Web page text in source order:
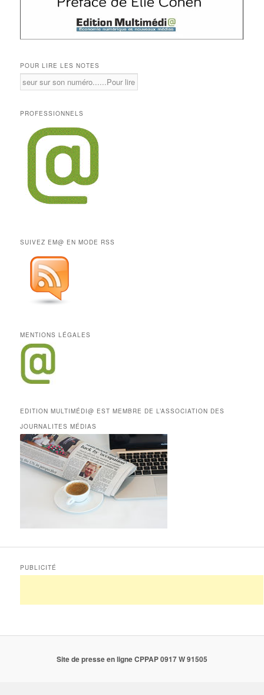
POUR LIRE LES NOTES
PROFESSIONNELS
SUIVEZ EM@ EN MODE RSS
MENTIONS LÉGALES
EDITION MULTIMÉDI@ EST MEMBRE DE L’ASSOCIATION DES
JOURNALITES MÉDIAS
PUBLICITÉ
Site de presse en ligne CPPAP 0917 W 91505